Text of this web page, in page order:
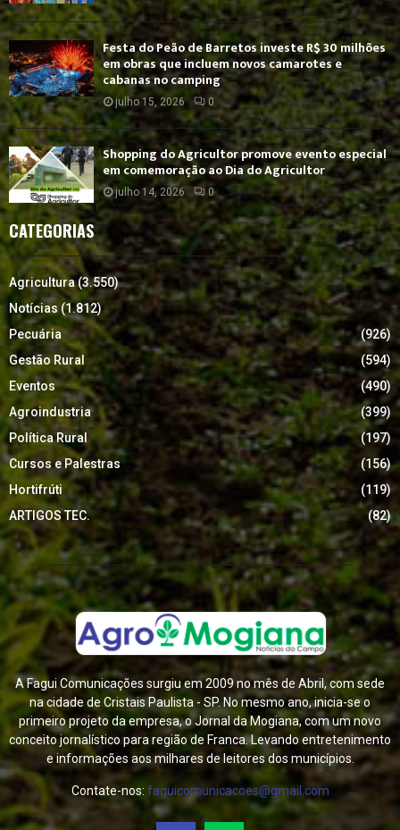
Festa do Peão de Barretos investe R$ 30 milhões
em obras que incluem novos camarotes e
cabanas no camping
julho 15, 2026 0
Shopping do Agricultor promove evento especial
em comemoração ao Dia do Agricultor
julho 14, 2026 0
CATEGORIAS
Agricultura(3.550)
Notícias (1.812)
Pecuária
(926)
Gestão Rural
(594)
Eventos
(490)
Agroindustria
(399)
Política Rural
(197)
Cursos e Palestras
(156)
Hortifrúti
(119)
ARTIGOS TEC.
(82)
A Fagui Comunicações surgiu em 2009 no mês de Abril, com sede
na cidade de Cristais Paulista - SP. No mesmo ano, inicia-se o
primeiro projeto da empresa, o Jornal da Mogiana, com um novo
conceito jornalístico para região de Franca. Levando entretenimento
e informações aos milhares de leitores dos municípios.
Contate-nos: faguicomunicacoes@gmail.com